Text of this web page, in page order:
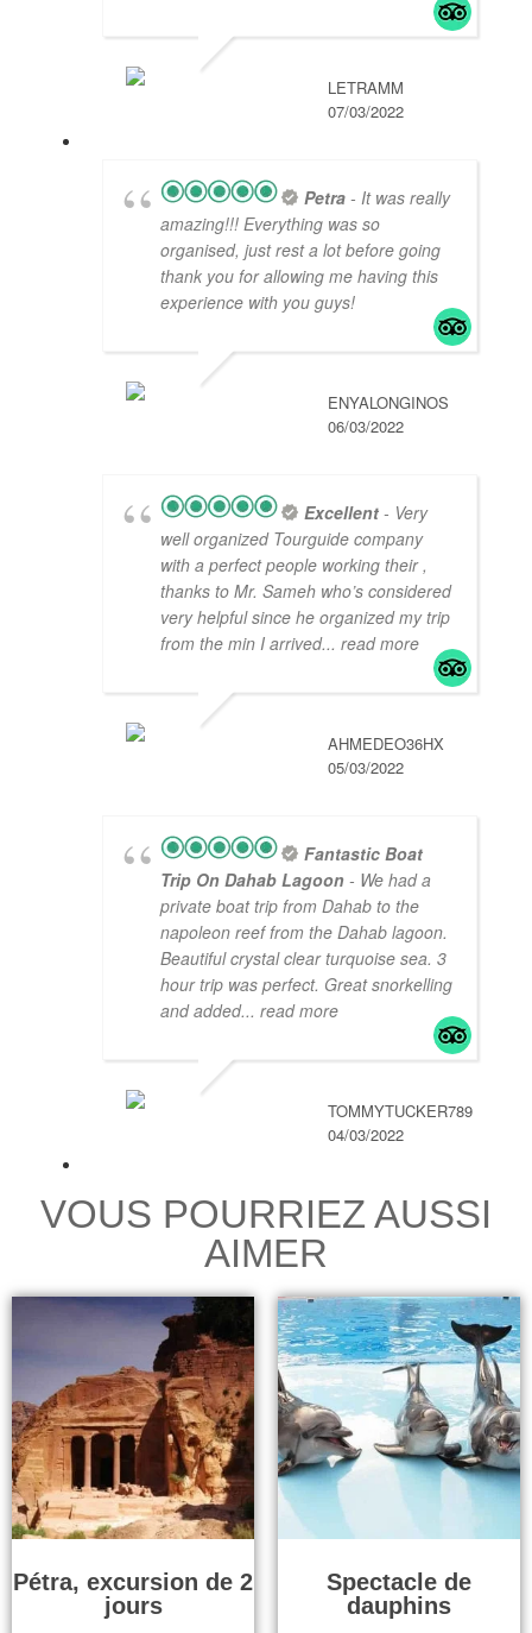
LETRAMM
07/03/2022
Petra - It was really
amazing!!! Everything was so
organised, just rest a lot before going
thank you for allowing me having this
experience with you guys!
ENYALONGINOS
06/03/2022
Excellent - Very
well organized Tourguide company
with a perfect people working their ,
thanks to Mr. Sameh who’s considered
very helpful since he organized my trip
from the min I arrived... read more
AHMEDEO36HX
05/03/2022
Fantastic Boat
Trip On Dahab Lagoon - We had a
private boat trip from Dahab to the
napoleon reef from the Dahab lagoon.
Beautiful crystal clear turquoise sea. 3
hour trip was perfect. Great snorkelling
and added... read more
TOMMYTUCKER789
04/03/2022
VOUS POURRIEZ AUSSI
AIMER
Pétra, excursion de 2
jours
Spectacle de
dauphins